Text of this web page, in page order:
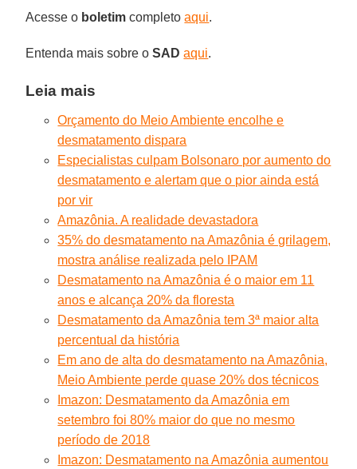
Acesse o boletim completoaqui.
Entenda mais sobre oSAD aqui.
Leia mais
Orçamento do Meio Ambiente encolhe e
desmatamento dispara
Especialistas culpam Bolsonaro por aumento do
desmatamento e alertam que o pior ainda está
por vir
Amazônia. A realidade devastadora
35% do desmatamento na Amazônia é grilagem,
mostra análise realizada pelo IPAM
Desmatamento na Amazônia é o maior em 11
anos e alcança 20% da floresta
Desmatamento da Amazônia tem 3ª maior alta
percentual da história
Em ano de alta do desmatamento na Amazônia,
Meio Ambiente perde quase 20% dos técnicos
Imazon: Desmatamento da Amazônia em
setembro foi 80% maior do que no mesmo
período de 2018
Imazon: Desmatamento na Amazônia aumentou